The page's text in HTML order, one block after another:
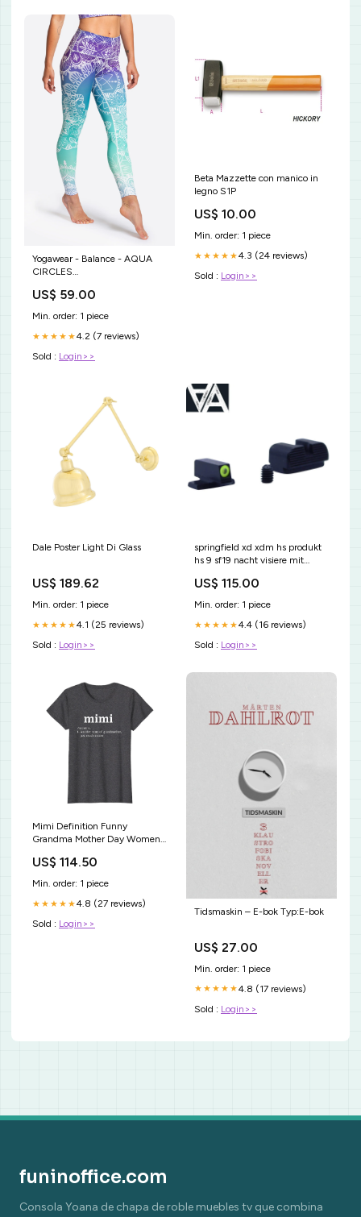
Yogawear - Balance - AQUA
CIRCLES
US$ 59.00
Min. order: 1 piece
★★★★★4.2 (7 reviews)
Sold : Login>>
Beta Mazzette con manico in
legno S1P
US$ 10.00
Min. order: 1 piece
★★★★★4.3 (24 reviews)
Sold : Login>>
Dale Poster Light Di Glass
US$ 189.62
Min. order: 1 piece
★★★★★4.1 (25 reviews)
Sold : Login>>
springfield xd xdm hs produkt
hs 9 sf19 nacht visiere mit
US$ 115.00
Min. order: 1 piece
★★★★★4.4 (16 reviews)
Sold : Login>>
Mimi Definition Funny
Grandma Mother Day Women
This Is My Christmas Poojama -
Pajama Shirt
US$ 114.50
Min. order: 1 piece
★★★★★4.8 (27 reviews)
Sold : Login>>
Tidsmaskin – E-bok Typ:E-bok
US$ 27.00
Min. order: 1 piece
★★★★★4.8 (17 reviews)
Sold : Login>>
funinoffice.com
Consola Yoana de chapa de roble muebles tv que combina